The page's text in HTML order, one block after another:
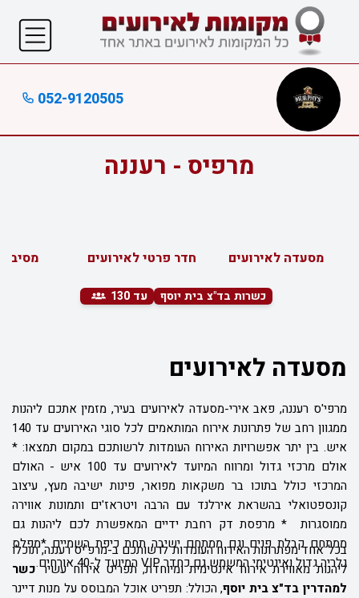
052-9120505
מרפיס - רעננה
מסעדה לאירועים חדר פרטי לאירועים
כשרות בד"צ בית יוסף עד 130
מסעדה לאירועים
מרפי'ס רעננה, פאב אירי-מסעדה לאירועים בעיר, מזמין אתכם ליהנות
ממגוון רחב של פתרונות אירוח המותאמים לכל סוגי האירועים עד 140
איש. בין יתר אפשרויות האירוח העומדות לרשותכם במקום תמצאו: *
אולם מרכזי גדול ומרווח המיועד לאירועים עד 100 איש
- האולם
המרכזי כולל בתוכו בר משקאות מפואר, פינות ישיבה מעץ, עיצוב
קונספטואלי בהשראת אירלנד עם הרבה ויטראז'ים ותמונות אווירה
ממוסגרות * מרפסת דק רחבת ידיים המאפשרת לכם ליהנות גם
ממתחם קבלת פנים וגם ממתחם ישיבה תחת כיפת השמיים *מפלס
גלריה גדול ואינטימי המשמש גם כחדרVIP המיועד ל-40 אורחים.
בכל אחד מפתרונות האירוח העומדות לרשותכם ב-מרפ'יס רעננה, תוכלו
ליהנות מאווירת אירוח אינטימית ומיוחדת, תפריט אירוח עשיר
כשר
למהדרין בד"צ בית יוסף
, הכולל: תפריט אוכל המבוסס על מנות דיינר